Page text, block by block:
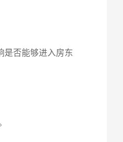
是否能够进入房东